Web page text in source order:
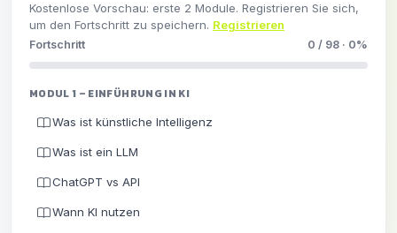
Kostenlose Vorschau: erste 2 Module. Registrieren Sie sich,
um den Fortschritt zu speichern. Registrieren
Fortschritt 0 / 98 · 0%
MODUL 1 – EINFÜHRUNG IN KI
Was ist künstliche Intelligenz
Was ist ein LLM
ChatGPT vs API
Wann KI nutzen